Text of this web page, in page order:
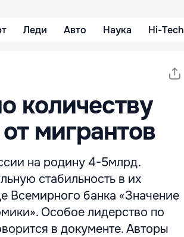
Леди Авто Наука Hi-Tech
количеству
мигрантов
на родину 4-5млрд.
стабильность в их
Всемирного банка «Значение
Особое лидерство по
в документе. Авторы